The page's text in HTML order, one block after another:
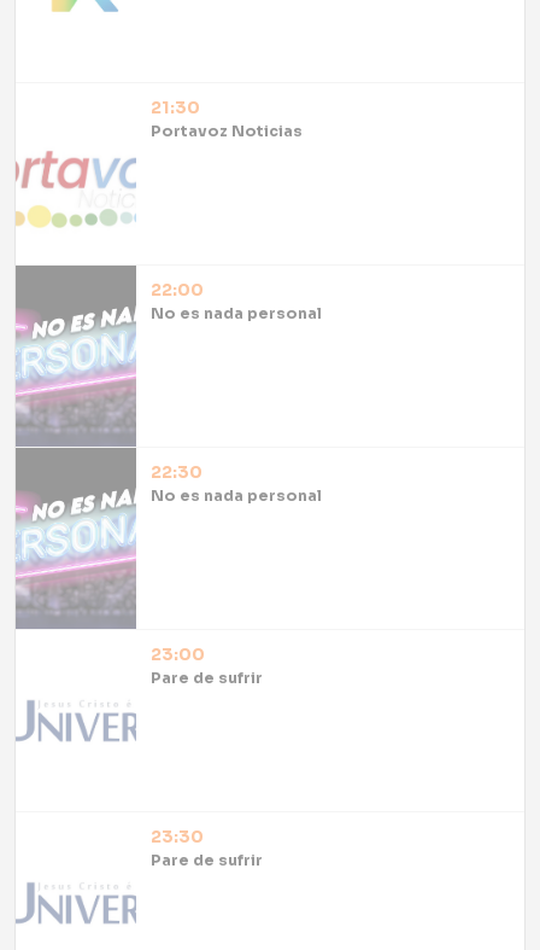
21:30
Portavoz Noticias
22:00
No es nada personal
22:30
No es nada personal
23:00
Pare de sufrir
23:30
Pare de sufrir